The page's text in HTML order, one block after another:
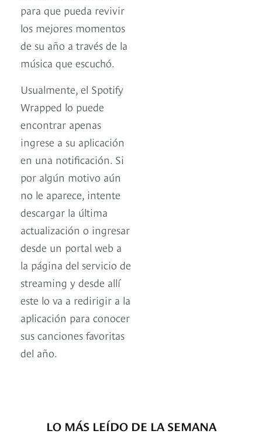
para que pueda revivir
los mejores momentos
de su año a través de la
música que escuchó.
Usualmente, el Spotify
Wrapped lo puede
encontrar apenas
ingrese a su aplicación
en una notificación. Si
por algún motivo aún
no le aparece, intente
descargar la última
actualización o ingresar
desde un portal web a
la página del servicio de
streaming y desde allí
este lo va a redirigir a la
aplicación para conocer
sus canciones favoritas
del año.
LO MÁS LEÍDO DE LA SEMANA